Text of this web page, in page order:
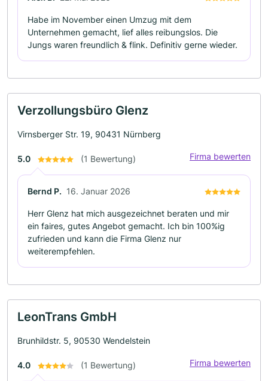
Habe im November einen Umzug mit dem
Unternehmen gemacht, lief alles reibungslos. Die
Jungs waren freundlich & flink. Definitiv gerne wieder.
Verzollungsbüro Glenz
Virnsberger Str. 19, 90431 Nürnberg
5.0 (1 Bewertung) Firma bewerten
Bernd P. 16. Januar 2026
Herr Glenz hat mich ausgezeichnet beraten und mir
ein faires, gutes Angebot gemacht. Ich bin 100%ig
zufrieden und kann die Firma Glenz nur
weiterempfehlen.
LeonTrans GmbH
Brunhildstr. 5, 90530 Wendelstein
4.0 (1 Bewertung) Firma bewerten